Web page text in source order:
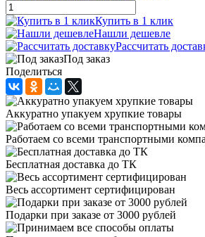
Купить в 1 клик
Нашли дешевле
Рассчитать
Под заказ
Поделиться
Аккуратно упакуем хрупкие товары
Работаем со всеми транспортными
Бесплатная доставка до ТК
Весь ассортимент сертифицирован
Подарки при заказе от 3000 рублей